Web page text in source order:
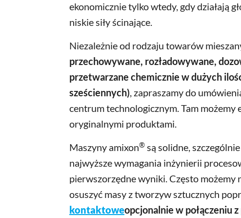
ekonomicznie tylko wtedy, gdy działają
niskie siły ścinające.
Niezależnie od rodzaju towarów
przechowywane, rozładowywane,
przetwarzane chemicznie w dużych
sześciennych), zapraszamy do
centrum technologicznym. Tam możemy
oryginalnymi produktami.
Maszyny amixon® są solidne,
najwyższe wymagania inżynierii
pierwszorzędne wyniki. Często możemy
osuszyć masy z tworzyw sztucznych
kontaktoweopcjonalnie w połączeniu